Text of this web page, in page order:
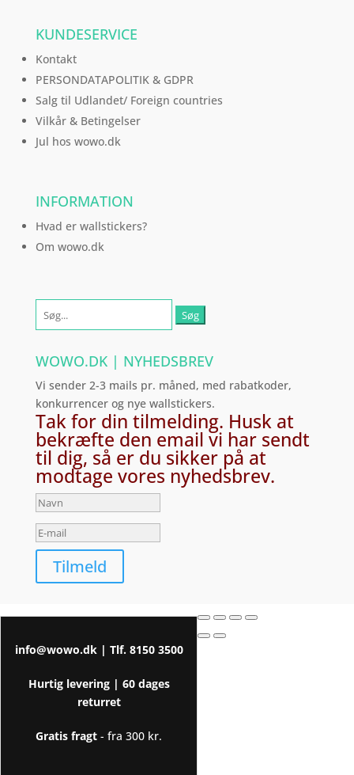
KUNDESERVICE
Kontakt
PERSONDATAPOLITIK & GDPR
Salg til Udlandet/ Foreign countries
Vilkår & Betingelser
Jul hos wowo.dk
INFORMATION
Hvad er wallstickers?
Om wowo.dk
efter:
WOWO.DK | NYHEDSBREV
Vi sender 2-3 mails pr. måned, med rabatkoder,
konkurrencer og nye wallstickers.
Tak for din tilmelding. Husk at
bekræfte den email vi har sendt
til dig, så er du sikker på at
modtage vores nyhedsbrev.
Tilmeld
info@wowo.dk| Tlf. 8150 3500
Hurtig levering | 60 dages
returret
Gratis fragt - fra 300 kr.